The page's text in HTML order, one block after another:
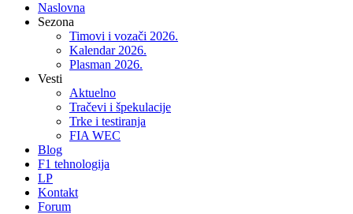
Naslovna
Sezona
Timovi i vozači 2026.
Kalendar 2026.
Plasman 2026.
Vesti
Aktuelno
Tračevi i špekulacije
Trke i testiranja
FIA WEC
Blog
F1 tehnologija
LP
Kontakt
Forum